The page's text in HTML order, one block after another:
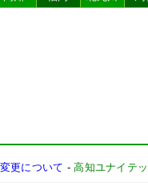
更について -高知ユナイテ